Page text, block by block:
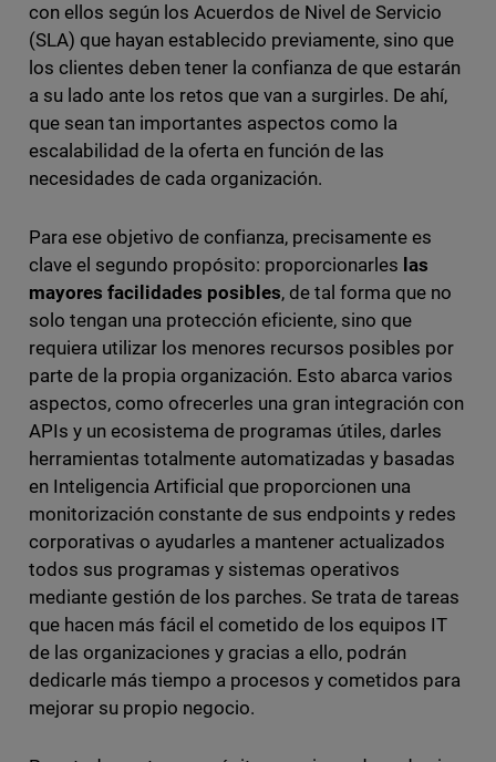
con ellos según los Acuerdos de Nivel de Servicio
(SLA) que hayan establecido previamente, sino que
los clientes deben tener la confianza de que estarán
a su lado ante los retos que van a surgirles. De ahí,
que sean tan importantes aspectos como la
escalabilidad de la oferta en función de las
necesidades de cada organización.
Para ese objetivo de confianza, precisamente es
clave el segundo propósito: proporcionarles las
mayores facilidades posibles, de tal forma que no
solo tengan una protección eficiente, sino que
requiera utilizar los menores recursos posibles por
parte de la propia organización. Esto abarca varios
aspectos, como ofrecerles una gran integración con
APIs y un ecosistema de programas útiles, darles
herramientas totalmente automatizadas y basadas
en Inteligencia Artificial que proporcionen una
monitorización constante de sus endpoints y redes
corporativas o ayudarles a mantener actualizados
todos sus programas y sistemas operativos
mediante gestión de los parches. Se trata de tareas
que hacen más fácil el cometido de los equipos IT
de las organizaciones y gracias a ello, podrán
dedicarle más tiempo a procesos y cometidos para
mejorar su propio negocio.